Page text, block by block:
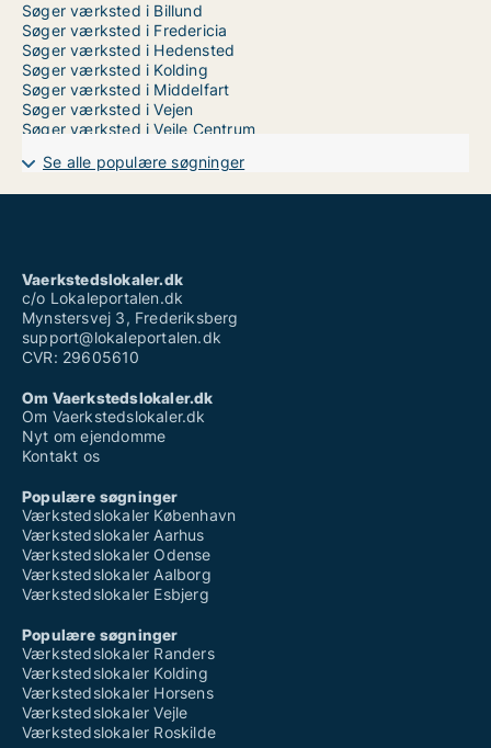
Søger værksted i Billund
Søger værksted i Fredericia
Søger værksted i Hedensted
Søger værksted i Kolding
Søger værksted i Middelfart
Søger værksted i Vejen
Søger værksted i Vejle Centrum
Se alle populære søgninger
Vaerkstedslokaler.dk
c/o Lokaleportalen.dk
Mynstersvej 3, Frederiksberg
support@lokaleportalen.dk
CVR: 29605610
Om Vaerkstedslokaler.dk
Om Vaerkstedslokaler.dk
Nyt om ejendomme
Kontakt os
Populære søgninger
Værkstedslokaler København
Værkstedslokaler Aarhus
Værkstedslokaler Odense
Værkstedslokaler Aalborg
Værkstedslokaler Esbjerg
Populære søgninger
Værkstedslokaler Randers
Værkstedslokaler Kolding
Værkstedslokaler Horsens
Værkstedslokaler Vejle
Værkstedslokaler Roskilde